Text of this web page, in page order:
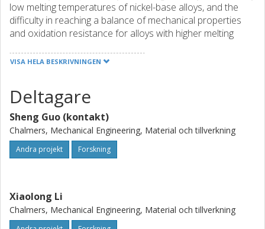
low melting temperatures of nickel-base alloys, and the
difficulty in reaching a balance of mechanical properties
and oxidation resistance for alloys with higher melting
(concentrated multicomponent) alloying strategy, to design
materials, integrating both experimental studies and
theoretical predictions based on physical metallurgy
principles and computational thermodynamic calculations.
The project will be completed within four years, combing
established and complementary expertise from Chalmers
implementation of the project will bring profound scientific
understanding to the research of multi-principal-element
alloys and refractory alloys, and lead to the development
VISA HELA BESKRIVNINGEN
Deltagare
Sheng Guo (kontakt)
Chalmers, Mechanical Engineering, Material och tillverkning
Andra projekt Forskning
Xiaolong Li
Chalmers, Mechanical Engineering, Material och tillverkning